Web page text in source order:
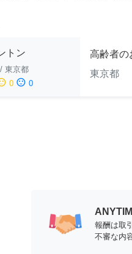
トン
/ 東京都
0 sentiment_dissatisfied 0
高齢者の
東京都
報酬は取
不審な内